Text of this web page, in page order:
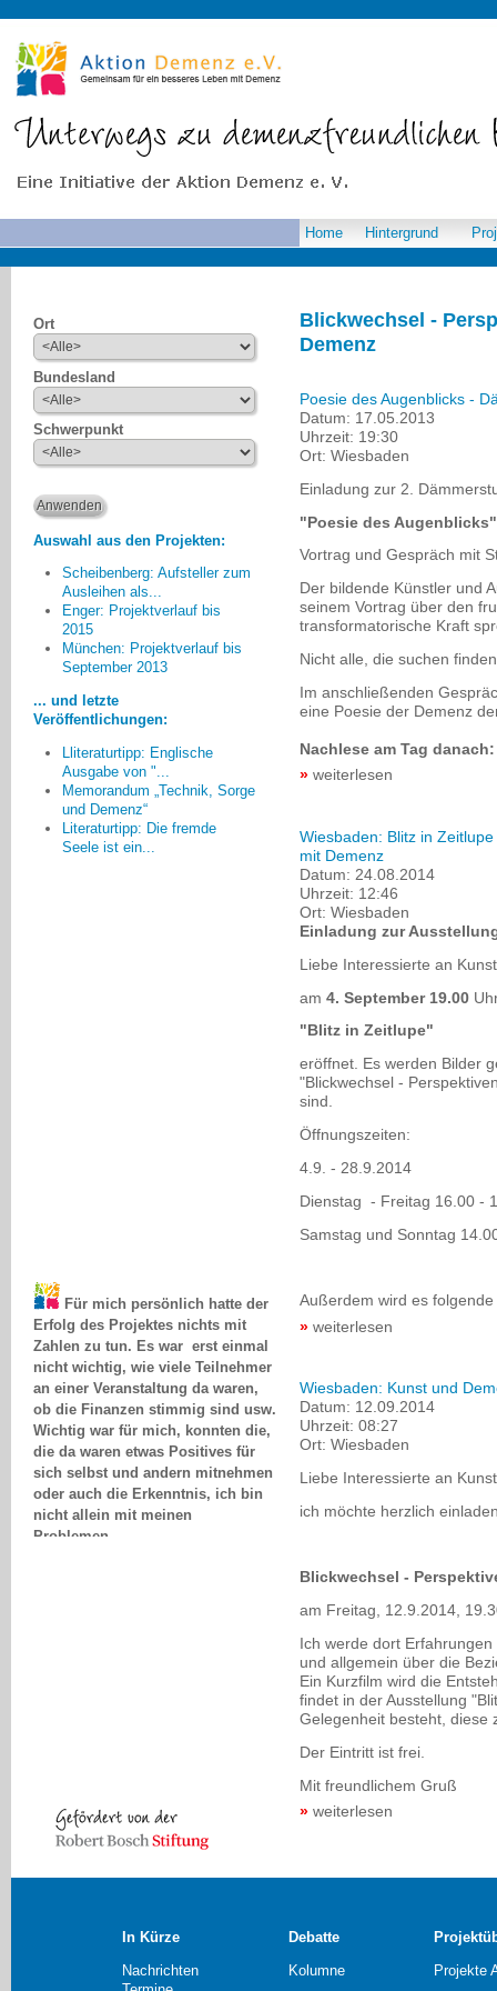
Blickwechsel -
Demenz
Poesie des Augenblicks -
Datum: 17.05.2013
Uhrzeit: 19:30
Ort: Wiesbaden
Einladung zur 2.
"Poesie des Augenblicks"
Vortrag und Gespräch mit
Der bildende Künstler und
seinem Vortrag über den
transformatorische Kraft
Nicht alle, die suchen
Im anschließenden
eine Poesie der Demenz
Nachlese am Tag danach:
weiterlesen
Wiesbaden: Blitz in
mit Demenz
Datum: 24.08.2014
Uhrzeit: 12:46
Ort: Wiesbaden
Einladung zur
Liebe Interessierte an
am 4. September 19.00
"Blitz in Zeitlupe"
eröffnet. Es werden Bilder
"Blickwechsel -
sind.
Öffnungszeiten:
4.9. - 28.9.2014
Dienstag - Freitag 16.00 -
Samstag und Sonntag
Außerdem wird es
weiterlesen
Wiesbaden: Kunst und
Datum: 12.09.2014
Uhrzeit: 08:27
Ort: Wiesbaden
Liebe Interessierte an
ich möchte herzlich
Blickwechsel -
am Freitag, 12.9.2014,
Ich werde dort
und allgemein über die
Ein Kurzfilm wird die
findet in der Ausstellung
Gelegenheit besteht, diese
Der Eintritt ist frei.
Mit freundlichem Gruß
weiterlesen
Home Hintergrund
Ort
Bundesland
Schwerpunkt
Auswahl aus den Projekten:
Scheibenberg: Aufsteller zum
Ausleihen als...
Enger: Projektverlauf bis
2015
München: Projektverlauf bis
September 2013
... und letzte
Veröffentlichungen:
Lliteraturtipp: Englische
Ausgabe von "...
Memorandum „Technik, Sorge
und Demenz“
Literaturtipp: Die fremde
Seele ist ein...
Menschen [mit Demenz], die
vorher unruhig umherliefen, malten
und wurden ganz ruhig. Viele
Angehörige waren erstaunt über
die Fähigkeiten...
Gerd Lübbert, Münster
Erfolg des Projektes nichts mit
Zahlen zu tun. Es war erst einmal
nicht wichtig, wie viele Teilnehmer
an einer Veranstaltung da waren,
ob die Finanzen stimmig sind usw.
Wichtig war für mich, konnten die,
die da waren etwas Positives für
sich selbst und andern mitnehmen
oder auch die Erkenntnis, ich bin
nicht allein mit meinen
Problemen.
In Kürze
Nachrichten
Debatte
Kolumne
Projekte